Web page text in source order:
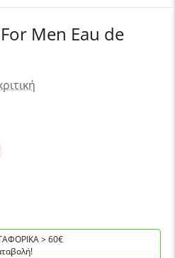
Men Eau de
> 60€